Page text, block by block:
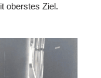
oberstes Ziel.